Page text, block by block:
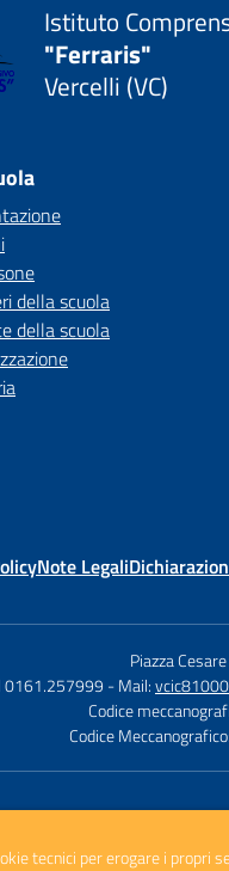
Istituto
"Ferraris"
Vercelli (VC)
della scuola
della scuola
Note Legali
Piazza
0161.257999 - Mail:
Codice
Codice
tecnici per erogare i propri